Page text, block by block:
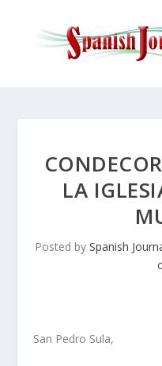
LA
Posted by Spanish
San Pedro Sula,